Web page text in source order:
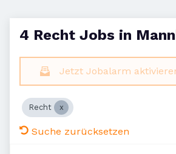
4 Recht Jobs in
Jetzt Jobalarm
Recht
Suche zurücksetzen